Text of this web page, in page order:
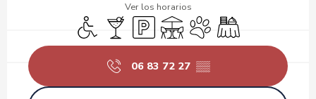
Ver los horarios
Acceso para minusválidos
Bar / Refrigerio
Aparcamiento
TerrazaSe aceptan animales
Banquete
06 83 72 27 ▒▒